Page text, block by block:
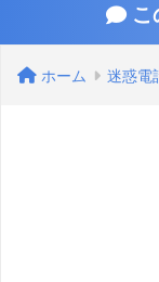
こ
ホーム 迷惑電